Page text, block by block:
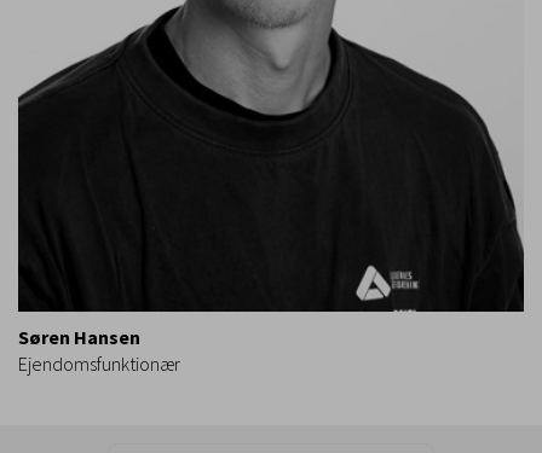
Søren Hansen
Ejendomsfunktionær